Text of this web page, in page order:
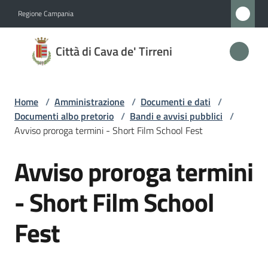
Regione Campania
Città di Cava de' Tirreni
Città
di
de'
Tirreni
Amministrazione
Menu selezionato
Novità
Servizi
Home / Amministrazione / Documenti e dati /
Documenti albo pretorio / Bandi e avvisi pubblici /
Avviso proroga termini - Short Film School Fest
Salta al contenuto
Avviso proroga termini
- Short Film School
Fest